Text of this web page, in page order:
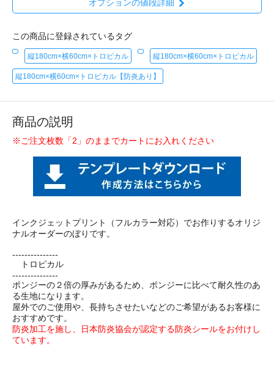
オプションの値段詳細
この商品に登録されているタグ
縦180cm×横60cm×トロピカル 縦180cm×横60cm×トロピカル
縦180cm×横60cm×トロピカル【防炎あり】
商品の説明
※ご注文枚数「2」のままでカートにお入れください
インクジェットプリント（フルカラー対応）でお作りするオリジ
ナルオーダーのぼりです。
---------------
トロピカル
---------------
ポンジーの２倍の厚みがあるため、ポンジーに比べて耐久性のあ
る生地になります。
屋外でのご使用や、長持ちさせたいなどのご希望があるお客様に
おすすめです。
防炎加工を施し、日本防炎協会が認定する防炎シールをお付けし
ています。